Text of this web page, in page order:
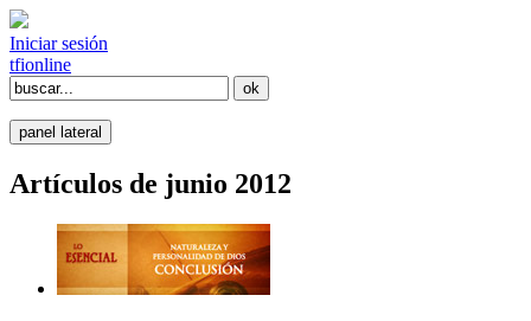
Iniciar sesión
tfionline
panel lateral
Artículos de junio 2012